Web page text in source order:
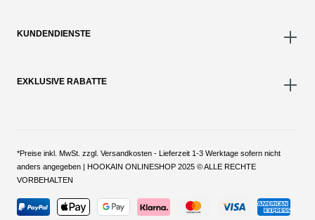
KUNDENDIENSTE
EXKLUSIVE RABATTE
*Preise inkl. MwSt. zzgl. Versandkosten - Lieferzeit 1-3 Werktage sofern nicht
anders angegeben | HOOKAIN ONLINESHOP 2025 © ALLE RECHTE
VORBEHALTEN